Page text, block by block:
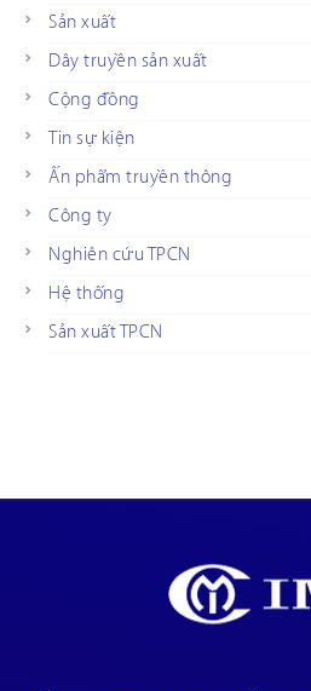
Sản xuất
Dây truyền sản xuất
Cộng đồng
Tin sự kiện
Ấn phẩm truyền thông
Công ty
Nghiên cứu TPCN
Hệ thống
Sản xuất TPCN